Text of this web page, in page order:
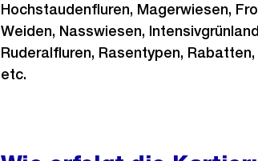
Hochstaudenfluren, Magerwiesen,
Weiden, Nasswiesen,
Ruderalfluren, Rasentypen,
etc.